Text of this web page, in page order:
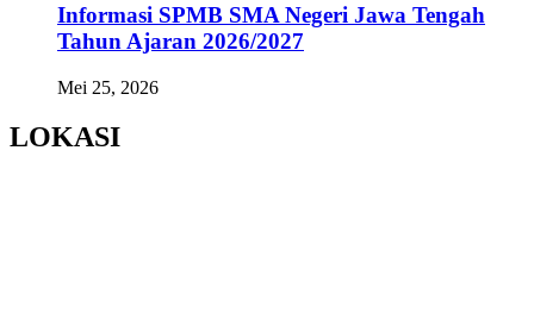
Informasi SPMB SMA Negeri Jawa Tengah
Tahun Ajaran 2026/2027
Mei 25, 2026
LOKASI